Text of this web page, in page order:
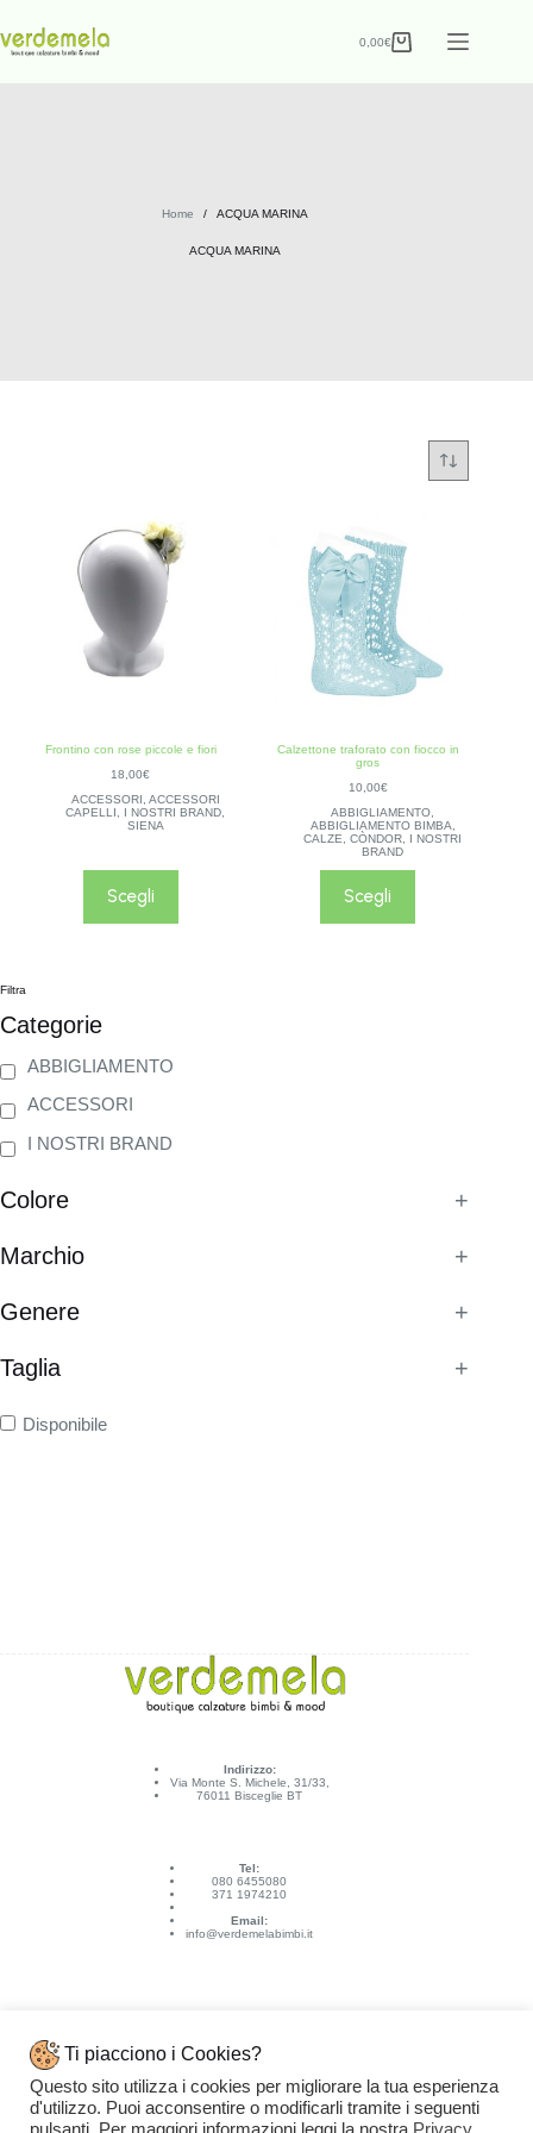
0,00€
Home / ACQUA MARINA
ACQUA MARINA
Frontino con rose piccole e fiori
18,00€
ACCESSORI ACCESSORI
CAPELLI
I NOSTRI BRAND
SIENA
Scegli
Calzettone traforato con fiocco in
gros
10,00€
ABBIGLIAMENTO
ABBIGLIAMENTO BIMBA
CALZE
,CÒNDOR
I NOSTRI
BRAND
Scegli
Filtra
Categorie
ABBIGLIAMENTO
ACCESSORI
I NOSTRI BRAND
Colore +
Marchio +
Genere +
Taglia +
Disponibile
Indirizzo:
Via Monte S. Michele, 31/33,
76011 Bisceglie BT
Tel:
080 6455080
371 1974210
Email:
info@verdemelabimbi.it
Link Utili
Spedizioni e pagamenti
Condizioni di vendita
Ti piacciono i Cookies?
Questo sito utilizza i cookies per migliorare la tua esperienza
d'utilizzo. Puoi acconsentire o modificarli tramite i seguenti